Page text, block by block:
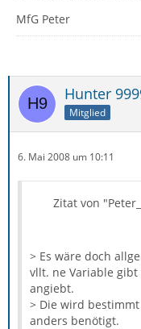
MfG Peter
Hunter
Mitglied
6. Mai 2008 um 10:11
Zitat von
> Es wäre doch
vllt. ne Variable
angiebt.
> Die wird
anders benötigt.